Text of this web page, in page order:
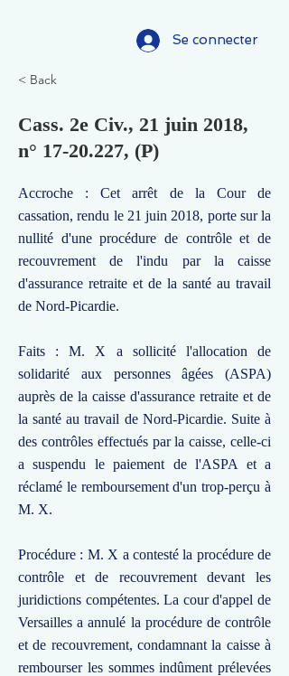
Se connecter
< Back
Cass. 2e Civ., 21 juin 2018,
n° 17-20.227, (P)
Accroche : Cet arrêt de la Cour de
cassation, rendu le 21 juin 2018, porte sur la
nullité d'une procédure de contrôle et de
recouvrement de l'indu par la caisse
d'assurance retraite et de la santé au travail
de Nord-Picardie.
Faits : M. X a sollicité l'allocation de
solidarité aux personnes âgées (ASPA)
auprès de la caisse d'assurance retraite et de
la santé au travail de Nord-Picardie. Suite à
des contrôles effectués par la caisse, celle-ci
a suspendu le paiement de l'ASPA et a
réclamé le remboursement d'un trop-perçu à
M. X.
Procédure : M. X a contesté la procédure de
contrôle et de recouvrement devant les
juridictions compétentes. La cour d'appel de
Versailles a annulé la procédure de contrôle
et de recouvrement, condamnant la caisse à
rembourser les sommes indûment prélevées